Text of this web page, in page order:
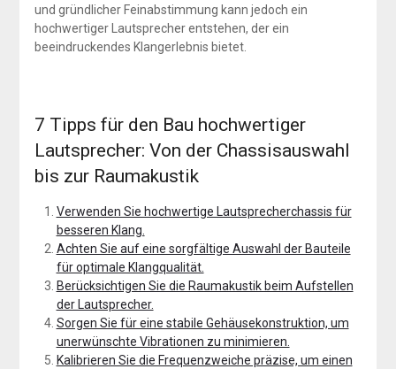
und gründlicher Feinabstimmung kann jedoch ein
hochwertiger Lautsprecher entstehen, der ein
beeindruckendes Klangerlebnis bietet.
7 Tipps für den Bau hochwertiger
Lautsprecher: Von der Chassisauswahl
bis zur Raumakustik
Verwenden Sie hochwertige Lautsprecherchassis für
besseren Klang.
Achten Sie auf eine sorgfältige Auswahl der Bauteile
für optimale Klangqualität.
Berücksichtigen Sie die Raumakustik beim Aufstellen
der Lautsprecher.
Sorgen Sie für eine stabile Gehäusekonstruktion, um
unerwünschte Vibrationen zu minimieren.
Kalibrieren Sie die Frequenzweiche präzise, um einen